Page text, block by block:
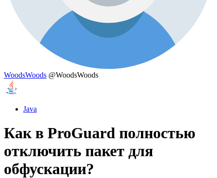
WoodsWoods @WoodsWoods
Java
Как в ProGuard полностью
отключить пакет для
обфускации?